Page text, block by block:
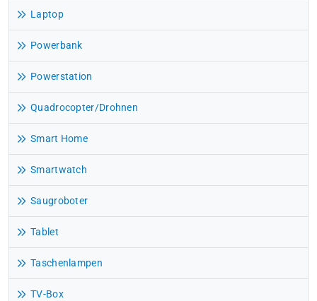
Laptop
Powerbank
Powerstation
Quadrocopter/Drohnen
Smart Home
Smartwatch
Saugroboter
Tablet
Taschenlampen
TV-Box